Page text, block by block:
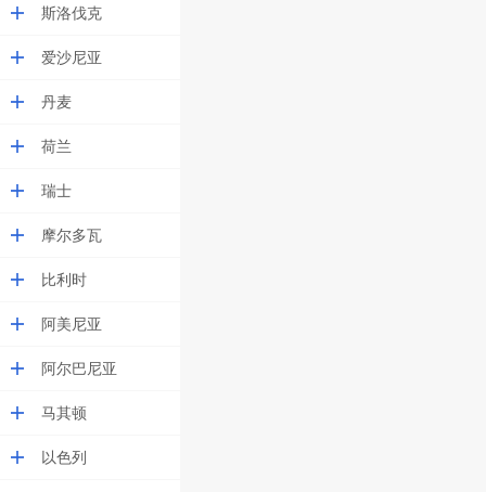
斯洛伐克
爱沙尼亚
丹麦
荷兰
瑞士
摩尔多瓦
比利时
阿美尼亚
阿尔巴尼亚
马其顿
以色列